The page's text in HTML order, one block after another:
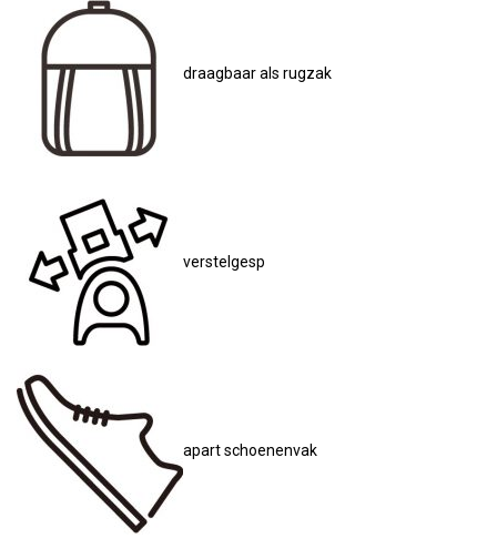
draagbaar als rugzak
verstelgesp
apart schoenenvak